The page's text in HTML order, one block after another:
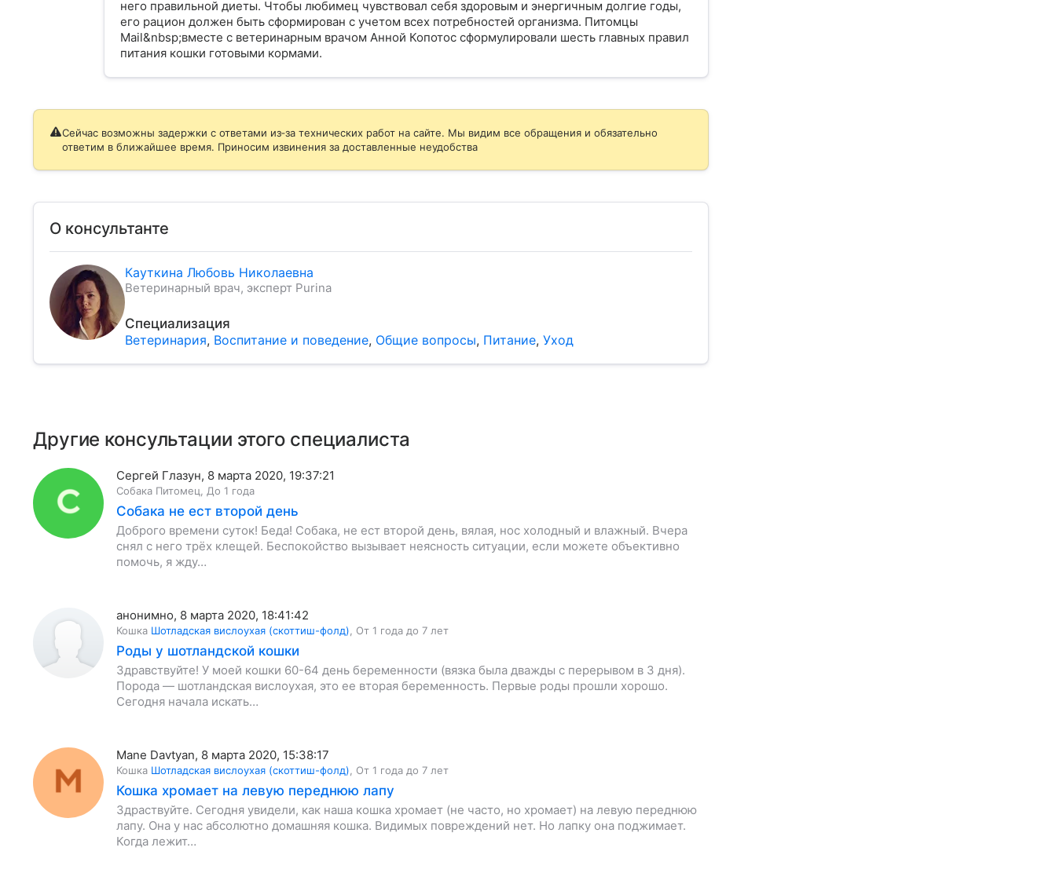
него правильной диеты. Чтобы любимец чувствовал себя здоровым и энергичным долгие годы,
его рацион должен быть сформирован с учетом всех потребностей организма. Питомцы
Mail&nbsp;вместе с ветеринарным врачом Анной Копотос сформулировали шесть главных правил
питания кошки готовыми кормами.
Сейчас возможны задержки с ответами из‑за технических работ на сайте. Мы видим все обращения и обязательно
ответим в ближайшее время. Приносим извинения за доставленные неудобства
О консультанте
Кауткина Любовь Николаевна
Ветеринарный врач, эксперт Purina
Специализация
Ветеринария, Воспитание и поведение, Общие вопросы, Питание, Уход
Другие консультации этого специалиста
Сергей Глазун, 8 марта 2020, 19:37:21
Собака Питомец До 1 года
Собака не ест второй день
Доброго времени суток! Беда! Собака, не ест второй день, вялая, нос холодный и влажный. Вчера
снял с него трёх клещей. Беспокойство вызывает неясность ситуации, если можете объективно
помочь, я жду…
анонимно, 8 марта 2020, 18:41:42
Кошка Шотладская вислоухая (скоттиш-фолд) От 1 года до 7 лет
Роды у шотландской кошки
Здравствуйте! У моей кошки 60-64 день беременности (вязка была дважды с перерывом в 3 дня).
Порода — шотландская вислоухая, это ее вторая беременность. Первые роды прошли хорошо.
Сегодня начала искать…
Mane Davtyan, 8 марта 2020, 15:38:17
Кошка Шотладская вислоухая (скоттиш-фолд) От 1 года до 7 лет
Кошка хромает на левую переднюю лапу
Здраствуйте. Сегодня увидели, как наша кошка хромает (не часто, но хромает) на левую переднюю
лапу. Она у нас абсолютно домашняя кошка. Видимых повреждений нет. Но лапку она поджимает.
Когда лежит…